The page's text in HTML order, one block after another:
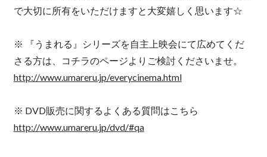
で大切に所有をいただけますと大変嬉しく思います☆
※ 『うまれる』シリーズを自主上映会にて広めてくだ
さる方は、コチラのページよりご検討くださいませ。
http://www.umareru.jp/everycinema.html
※ DVD販売に関するよくある質問はこちら
http://www.umareru.jp/dvd/#qa